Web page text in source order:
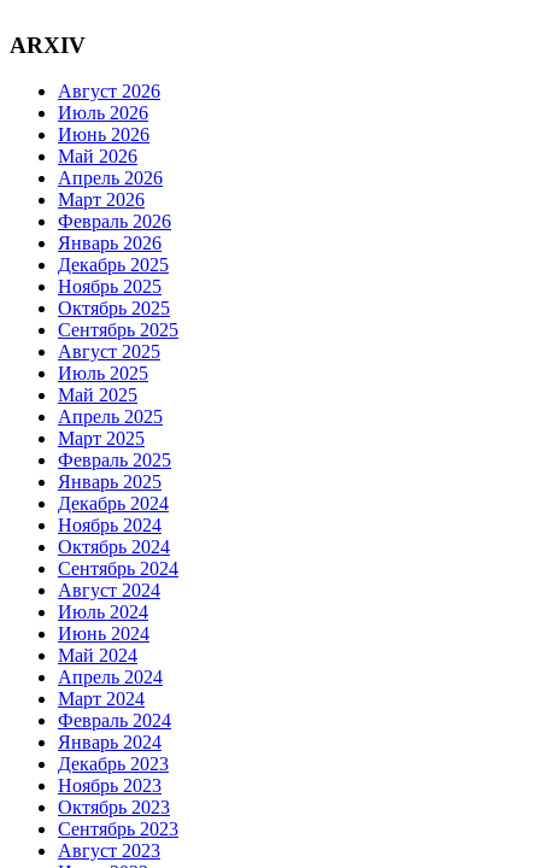
ARXIV
Август 2026
Июль 2026
Июнь 2026
Май 2026
Апрель 2026
Март 2026
Февраль 2026
Январь 2026
Декабрь 2025
Ноябрь 2025
Октябрь 2025
Сентябрь 2025
Август 2025
Июль 2025
Май 2025
Апрель 2025
Март 2025
Февраль 2025
Январь 2025
Декабрь 2024
Ноябрь 2024
Октябрь 2024
Сентябрь 2024
Август 2024
Июль 2024
Июнь 2024
Май 2024
Апрель 2024
Март 2024
Февраль 2024
Январь 2024
Декабрь 2023
Ноябрь 2023
Октябрь 2023
Сентябрь 2023
Август 2023